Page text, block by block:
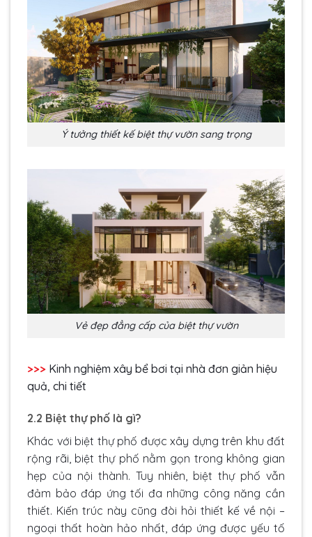
Ý tưởng thiết kế biệt thự vườn sang trọng
Vẻ đẹp đẳng cấp của biệt thự vườn
>>> Kinh nghiệm xây bể bơi tại nhà đơn giản hiệu
quả, chi tiết
2.2 Biệt thự phố là gì?
Khác với biệt thự phố được xây dựng trên khu đất
rộng rãi, biệt thự phố nằm gọn trong không gian
hẹp của nội thành. Tuy nhiên, biệt thự phố vẫn
đảm bảo đáp ứng tối đa những công năng cần
thiết. Kiến trúc này cũng đòi hỏi thiết kế về nội –
ngoại thất hoàn hảo nhất, đáp ứng được yếu tố